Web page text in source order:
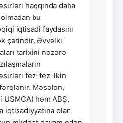
haqqında daha
bu
iqtisadi faydasını
çətindir. Əvvəlki
tarixini nəzərə
tez-tez ilkin
Məsələn,
USMCA) həm ABŞ,
iqtisadiyyatına olan